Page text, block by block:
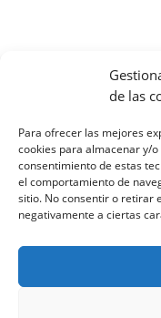
de las
Para ofrecer las mejores
cookies para almacenar y/
consentimiento de estas
el comportamiento de
sitio. No consentir o retirar
negativamente a ciertas
Dancrisur S.L. es una
2002 para dar
clientes.